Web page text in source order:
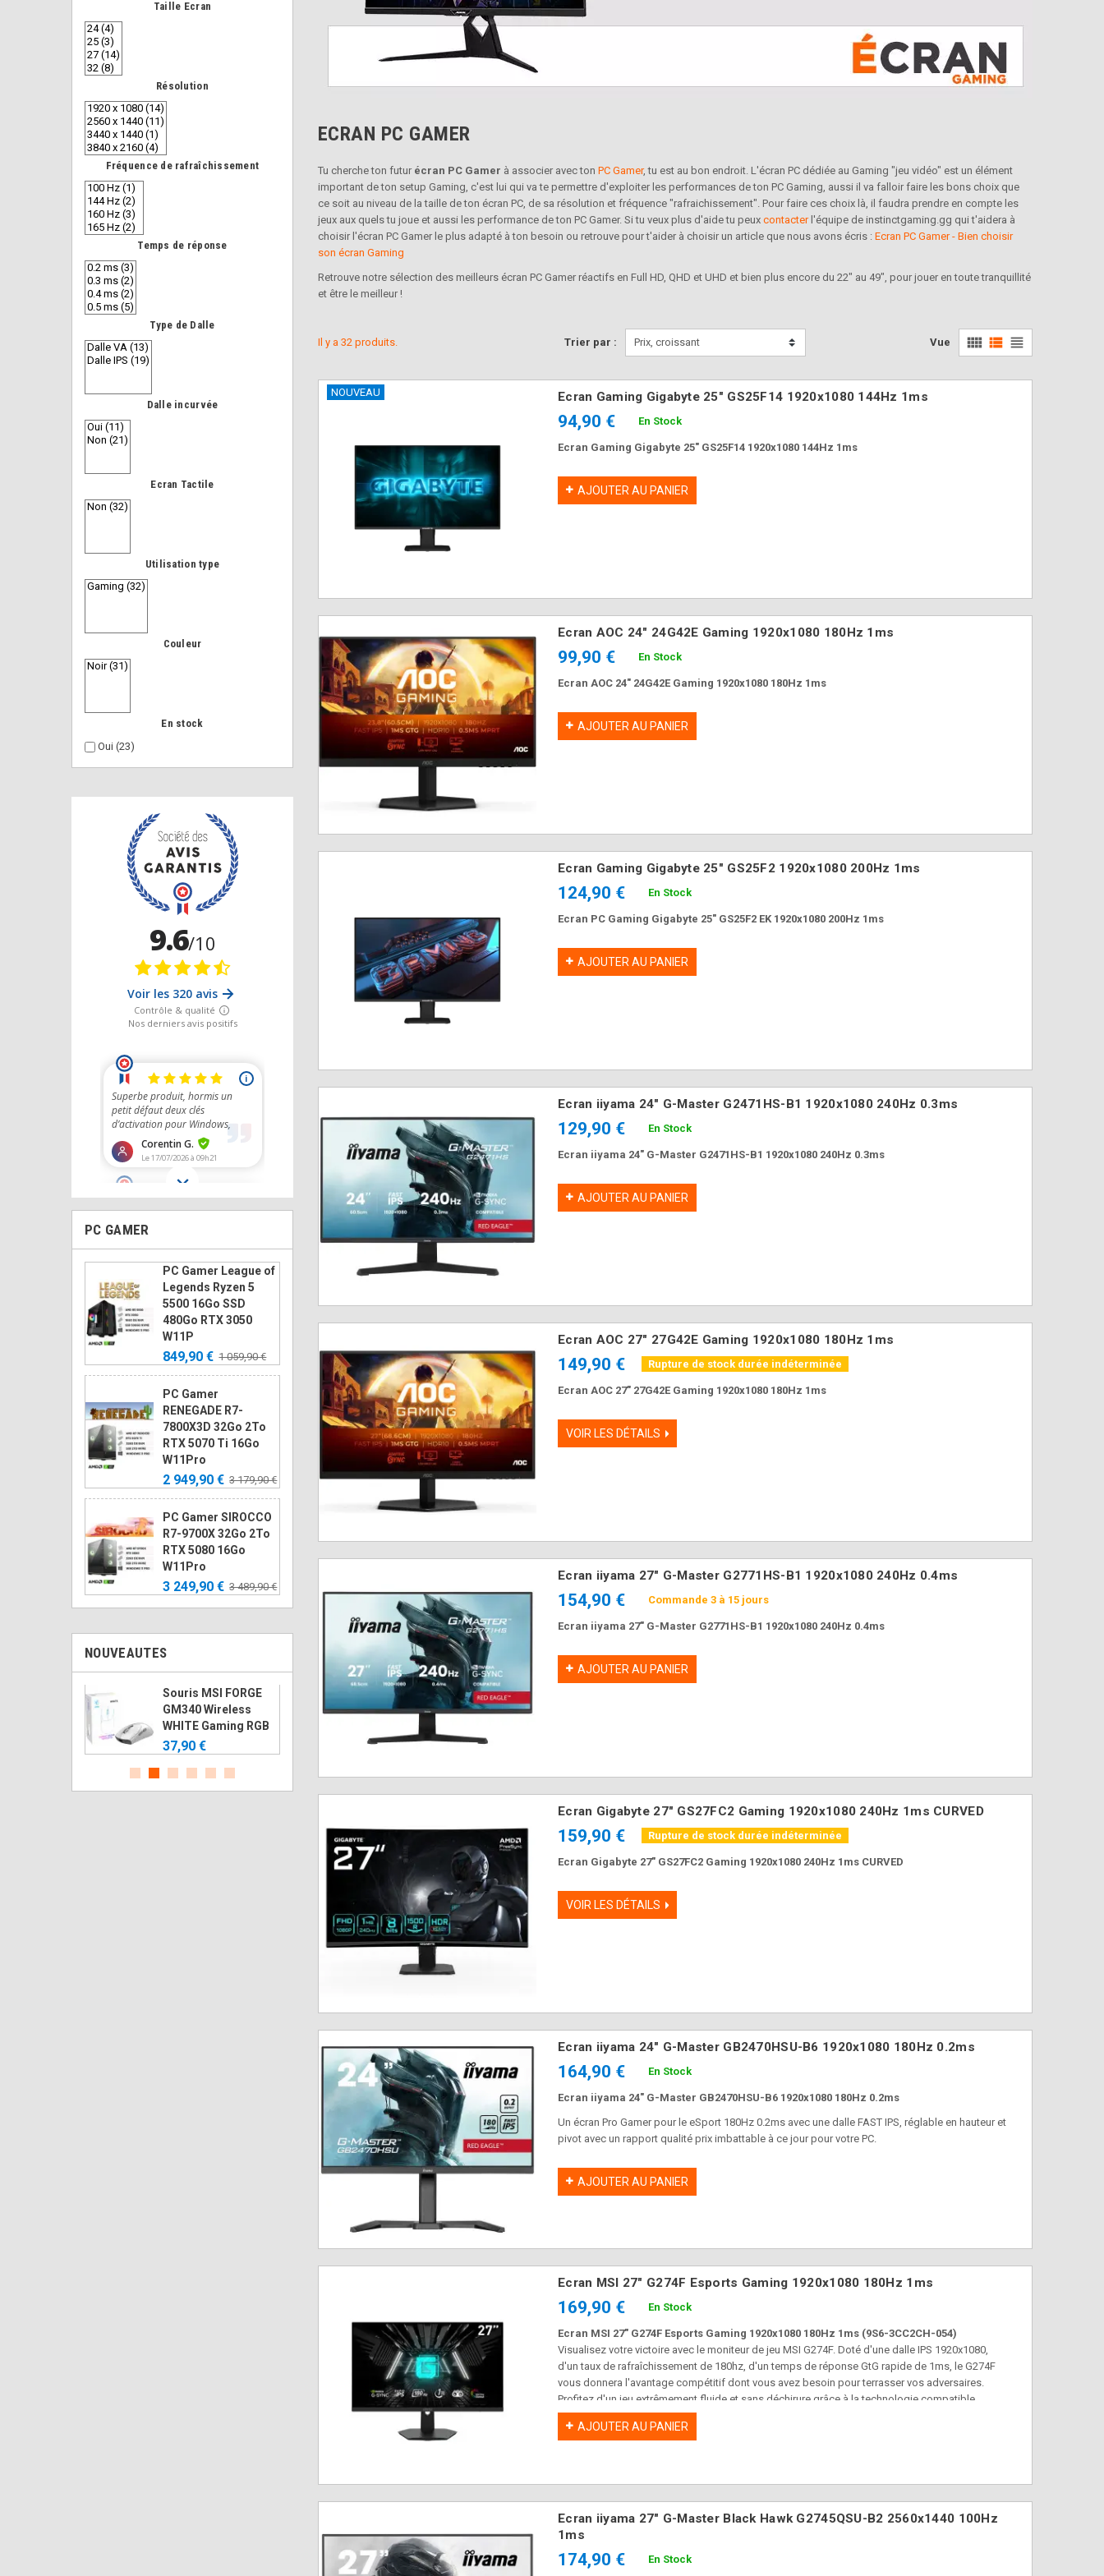
Taille Ecran
Résolution
Fréquence de rafraîchissement
Temps de réponse
Type de Dalle
Dalle incurvée
Ecran Tactile
Utilisation type
Couleur
En stock
Oui (23)
PC GAMER
PC Gamer League of
Legends Ryzen 5
5500 16Go SSD
480Go RTX 3050
W11P
849,90 € 1 059,90 €
PC Gamer
RENEGADE R7-
7800X3D 32Go 2To
RTX 5070 Ti 16Go
W11Pro
2 949,90 € 3 179,90 €
PC Gamer SIROCCO
R7-9700X 32Go 2To
RTX 5080 16Go
W11Pro
3 249,90 € 3 489,90 €
NOUVEAUTES
Souris MSI FORGE
GM340 Wireless
WHITE Gaming RGB
37,90 €
Souris MSI FORGE
GM340 Wireless
NAVY Gaming RGB
37,90 €
ECRAN PC GAMER
Tu cherche ton futur écran PC Gamer à associer avec ton PC Gamer, tu est au bon endroit. L'écran PC dédiée au Gaming "jeu vidéo" est un élément
important de ton setup Gaming, c'est lui qui va te permettre d'exploiter les performances de ton PC Gaming, aussi il va falloir faire les bons choix que
ce soit au niveau de la taille de ton écran PC, de sa résolution et fréquence "rafraichissement". Pour faire ces choix là, il faudra prendre en compte les
jeux aux quels tu joue et aussi les performance de ton PC Gamer. Si tu veux plus d'aide tu peux contacterl'équipe de instinctgaming.gg qui t'aidera à
choisir l'écran PC Gamer le plus adapté à ton besoin ou retrouve pour t'aider à choisir un article que nous avons écris : Ecran PC Gamer - Bien choisir
son écran Gaming
Retrouve notre sélection des meilleurs écran PC Gamer réactifs en Full HD, QHD et UHD et bien plus encore du 22" au 49", pour jouer en toute tranquillité
et être le meilleur !
Trier par : Prix, croissant Vue view_comfy view_list view_headline
Il y a 32 produits.
NOUVEAU Ecran Gaming Gigabyte 25" GS25F14 1920x1080 144Hz 1ms
94,90 € En Stock
Ecran Gaming Gigabyte 25" GS25F14 1920x1080 144Hz 1ms
AJOUTER AU PANIER
Ecran AOC 24" 24G42E Gaming 1920x1080 180Hz 1ms
99,90 € En Stock
Ecran AOC 24" 24G42E Gaming 1920x1080 180Hz 1ms
AJOUTER AU PANIER
Ecran Gaming Gigabyte 25" GS25F2 1920x1080 200Hz 1ms
124,90 € En Stock
Ecran PC Gaming Gigabyte 25" GS25F2 EK 1920x1080 200Hz 1ms
AJOUTER AU PANIER
Ecran iiyama 24" G-Master G2471HS-B1 1920x1080 240Hz 0.3ms
129,90 € En Stock
Ecran iiyama 24" G-Master G2471HS-B1 1920x1080 240Hz 0.3ms
AJOUTER AU PANIER
Ecran AOC 27" 27G42E Gaming 1920x1080 180Hz 1ms
149,90 € Rupture de stock durée indéterminée
Ecran AOC 27" 27G42E Gaming 1920x1080 180Hz 1ms
VOIR LES DÉTAILS
Ecran iiyama 27" G-Master G2771HS-B1 1920x1080 240Hz 0.4ms
154,90 € Commande 3 à 15 jours
Ecran iiyama 27" G-Master G2771HS-B1 1920x1080 240Hz 0.4ms
AJOUTER AU PANIER
Ecran Gigabyte 27" GS27FC2 Gaming 1920x1080 240Hz 1ms CURVED
159,90 € Rupture de stock durée indéterminée
Ecran Gigabyte 27" GS27FC2 Gaming 1920x1080 240Hz 1ms CURVED
VOIR LES DÉTAILS
Ecran iiyama 24" G-Master GB2470HSU-B6 1920x1080 180Hz 0.2ms
164,90 € En Stock
Ecran iiyama 24" G-Master GB2470HSU-B6 1920x1080 180Hz 0.2ms
Un écran Pro Gamer pour le eSport 180Hz 0.2ms avec une dalle FAST IPS, réglable en hauteur et
pivot avec un rapport qualité prix imbattable à ce jour pour votre PC.
AJOUTER AU PANIER
Ecran MSI 27" G274F Esports Gaming 1920x1080 180Hz 1ms
169,90 € En Stock
Ecran MSI 27" G274F Esports Gaming 1920x1080 180Hz 1ms (9S6-3CC2CH-054)
Visualisez votre victoire avec le moniteur de jeu MSI G274F. Doté d'une dalle IPS 1920x1080,
d'un taux de rafraîchissement de 180hz, d'un temps de réponse GtG rapide de 1ms, le G274F
vous donnera l'avantage compétitif dont vous avez besoin pour terrasser vos adversaires.
Profitez d'un jeu extrêmement fluide et sans déchirure grâce à la technologie compatible
NVIDIA G-SYNC lorsqu'il est associé à une carte graphique NVIDIA compatible.
AJOUTER AU PANIER
Ecran iiyama 27" G-Master Black Hawk G2745QSU-B2 2560x1440 100Hz
1ms
174,90 € En Stock